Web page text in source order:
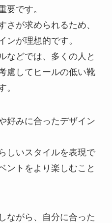
要です。
さが求められるため、
ンが理想的です。
などでは、多くの人と
慮してヒールの低い靴
。
好みに合ったデザイン
しいスタイルを表現で
ントをより楽しむこと
ながら、自分に合った